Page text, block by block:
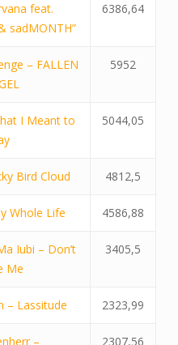
feat.
sadMONTH”
6386,64
– FALLEN
5952
I Meant to
5044,05
Bird Cloud 4812,5
Whole Life 4586,88
Iubi – Don’t
Me
3405,5
– Lassitude 2323,99
– 2307,56